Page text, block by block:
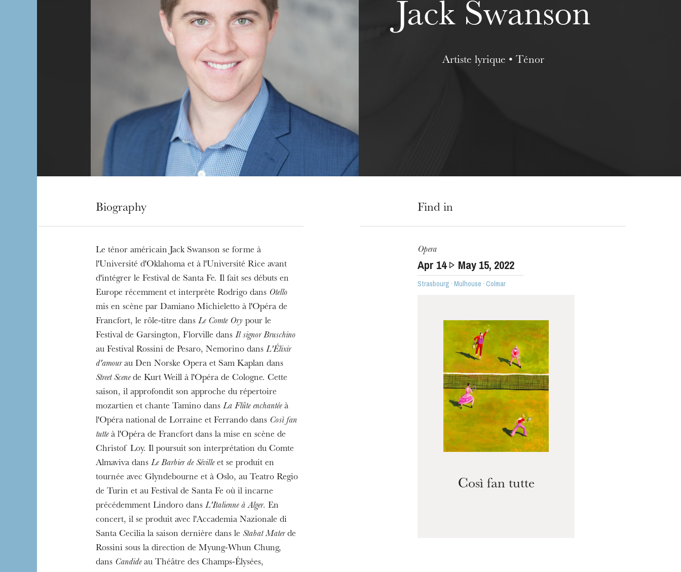
The OnR with you
Guided tours of the Opera
House
WEDNESDAY
Jack Swanson
Artiste lyrique • Ténor
Biography
Le ténor américain Jack Swanson se forme à
l'Université d'Oklahoma et à l'Université Rice avant
d'intégrer le Festival de Santa Fe. Il fait ses débuts en
Europe récemment et interprète Rodrigo dans Otello
mis en scène par Damiano Michieletto à l'Opéra de
Francfort, le rôle-titre dans Le Comte Orypour le
Festival de Garsington, Florville dans Il signor Bruschino
au Festival Rossini de Pesaro, Nemorino dans L'Élixir
d'amourau Den Norske Opera et Sam Kaplan dans
Street Scenede Kurt Weill à l'Opéra de Cologne. Cette
saison, il approfondit son approche du répertoire
mozartien et chante Tamino dans La Flûte enchantéeà
l'Opéra national de Lorraine et Ferrando dans Così fan
tutteà l'Opéra de Francfort dans la mise en scène de
Christof Loy. Il poursuit son interprétation du Comte
Almaviva dans Le Barbier de Sévilleet se produit en
tournée avec Glyndebourne et à Oslo, au Teatro Regio
de Turin et au Festival de Santa Fe où il incarne
précédemment Lindoro dans L'Italienne à Alger. En
concert, il se produit avec l'Accademia Nazionale di
Santa Cecilia la saison dernière dans le Stabat Materde
Rossini sous la direction de Myung-Whun Chung,
dans Candideau Théâtre des Champs-Élysées,
Find in
Opera
Apr 14 May 15, 2022
Strasbourg · Mulhouse · Colmar
Così fan tutte